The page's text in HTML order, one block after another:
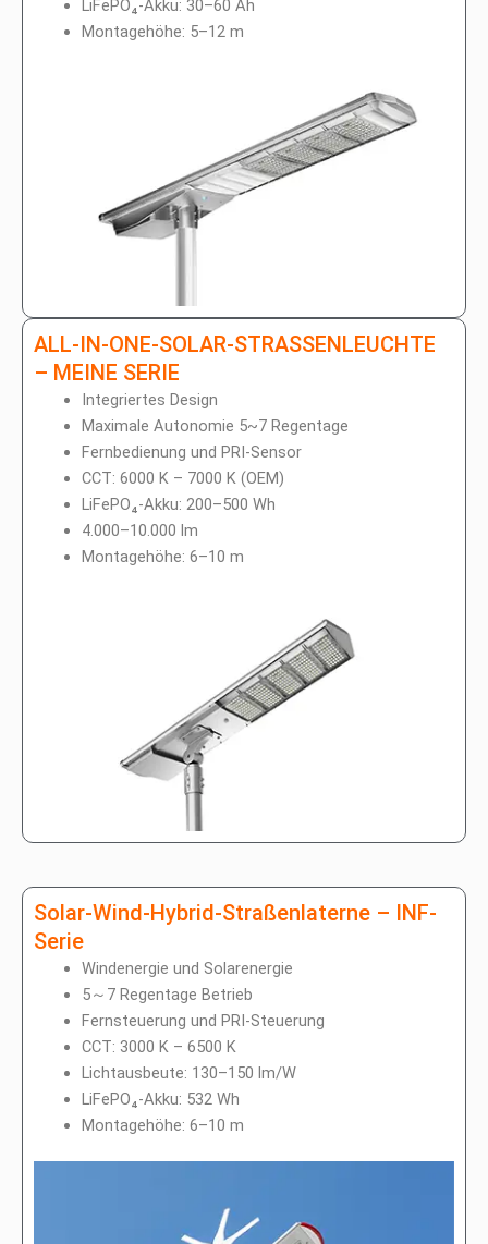
LiFePO₄-Akku: 30–60 Ah
Montagehöhe: 5–12 m
ALL-IN-ONE-SOLAR-STRASSENLEUCHTE
– MEINE SERIE
Integriertes Design
Maximale Autonomie 5~7 Regentage
Fernbedienung und PRI-Sensor
CCT: 6000 K – 7000 K (OEM)
LiFePO₄-Akku: 200–500 Wh
4.000–10.000 lm
Montagehöhe: 6–10 m
Solar-Wind-Hybrid-Straßenlaterne – INF-
Serie
Windenergie und Solarenergie
5～7 Regentage Betrieb
Fernsteuerung und PRI-Steuerung
CCT: 3000 K – 6500 K
Lichtausbeute: 130–150 lm/W
LiFePO₄-Akku: 532 Wh
Montagehöhe: 6–10 m